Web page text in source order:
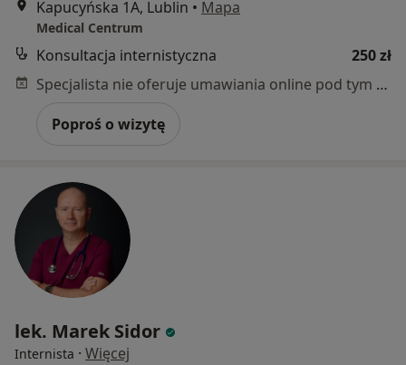
Kapucyńska 1A, Lublin • Mapa
Medical Centrum
Konsultacja internistyczna
250 zł
Specjalista nie oferuje umawiania online pod tym adresem.
Poproś o wizytę
lek. Marek Sidor
Internista · Więcej